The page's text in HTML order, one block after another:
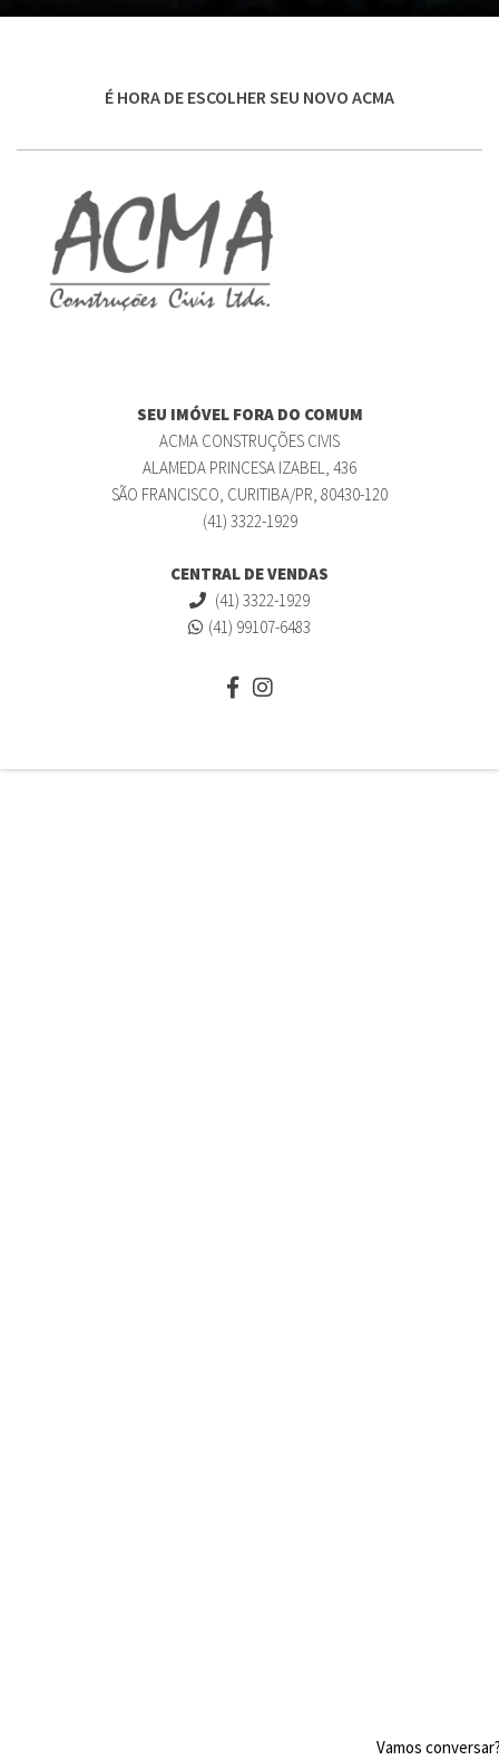
É HORA DE ESCOLHER SEU NOVO ACMA
SEU IMÓVEL FORA DO COMUM
ACMA CONSTRUÇÕES CIVIS
ALAMEDA PRINCESA IZABEL, 436
SÃO FRANCISCO, CURITIBA/PR, 80430-120
(41) 3322-1929
CENTRAL DE VENDAS
(41) 3322-1929
(41) 99107-6483